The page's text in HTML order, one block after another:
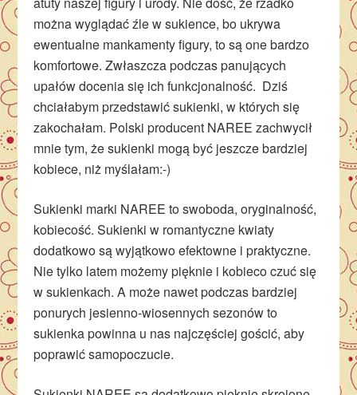
można wyglądać źle w sukience, bo ukrywa
ewentualne mankamenty figury, to są one bardzo
komfortowe. Zwłaszcza podczas panujących
upałów docenia się ich funkcjonalność. Dziś
chciałabym przedstawić sukienki, w których się
zakochałam. Polski producent NAREE zachwycił
mnie tym, że sukienki mogą być jeszcze bardziej
kobiece, niż myślałam:-)
Sukienki marki NAREE to swoboda, oryginalność,
kobiecość. Sukienki w romantyczne kwiaty
dodatkowo są wyjątkowo efektowne i praktyczne.
Nie tylko latem możemy pięknie i kobieco czuć się
w sukienkach. A może nawet podczas bardziej
ponurych jesienno-wiosennych sezonów to
sukienka powinna u nas najczęściej gościć, aby
poprawić samopoczucie.